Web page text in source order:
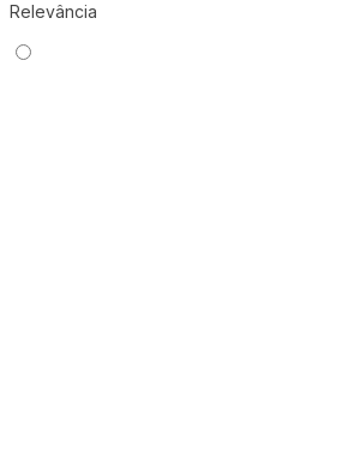
Relevância